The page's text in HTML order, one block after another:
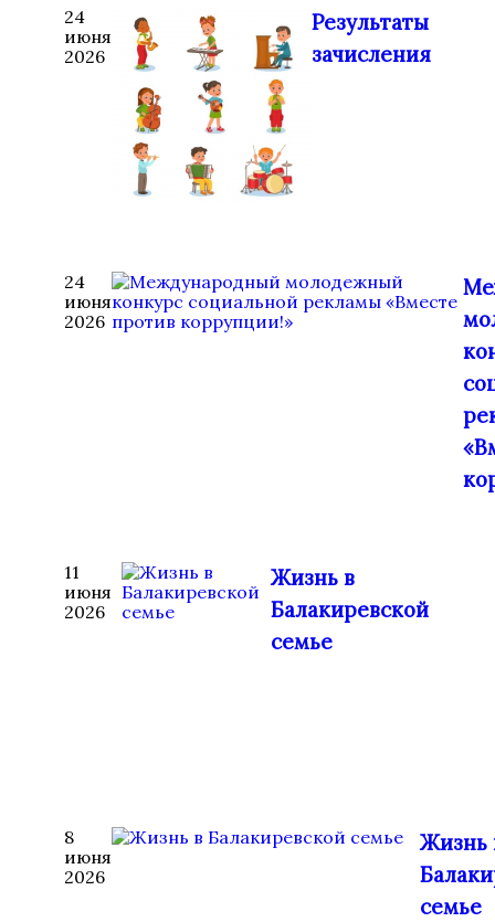
24
июня
2026
Результаты
зачисления
24
июня
2026
11
июня
2026
Жизнь в
Балакиревской
семье
8
июня
2026
Жизнь
семье